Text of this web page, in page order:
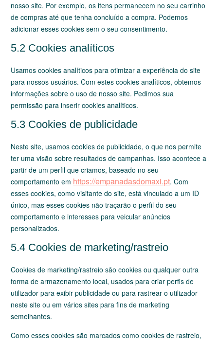
nosso site. Por exemplo, os itens permanecem no seu carrinho
de compras até que tenha concluído a compra. Podemos
adicionar esses cookies sem o seu consentimento.
5.2 Cookies analíticos
Usamos cookies analíticos para otimizar a experiência do site
para nossos usuários. Com estes cookies analíticos, obtemos
informações sobre o uso de nosso site. Pedimos sua
permissão para inserir cookies analíticos.
5.3 Cookies de publicidade
Neste site, usamos cookies de publicidade, o que nos permite
ter uma visão sobre resultados de campanhas. Isso acontece a
partir de um perfil que criamos, baseado no seu
comportamento em https://empanadasdomaxi.pt. Com
esses cookies, como visitante do site, está vinculado a um ID
único, mas esses cookies não traçarão o perfil do seu
comportamento e interesses para veicular anúncios
personalizados.
5.4 Cookies de marketing/rastreio
Cookies de marketing/rastreio são cookies ou qualquer outra
forma de armazenamento local, usados para criar perfis de
utilizador para exibir publicidade ou para rastrear o utilizador
neste site ou em vários sites para fins de marketing
semelhantes.
Como esses cookies são marcados como cookies de rastreio,